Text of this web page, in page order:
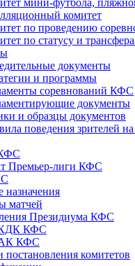
мини-футбола,
комитет
по проведению
по статусу и
документы
и программы
соревнований КФС
документы
и образцы документов
поведения зрителей
Премьер-лиги КФС
назначения
матчей
Президиума КФС
КФС
КФС
постановления комитетов